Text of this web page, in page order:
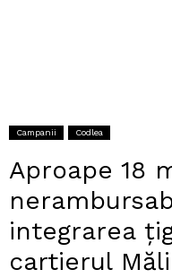
Campanii Codlea
Aproape 18
integrarea
cartierul